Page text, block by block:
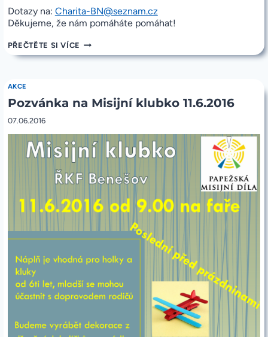
Dotazy na: Charita-BN@seznam.cz
Děkujeme, že nám pomáháte pomáhat!
PŘEČTĚTE SI VÍCE SBÍRKA
A
OBUVI
AKCE
Pozvánka na Misijní klubko 11.6.2016
07.06.2016